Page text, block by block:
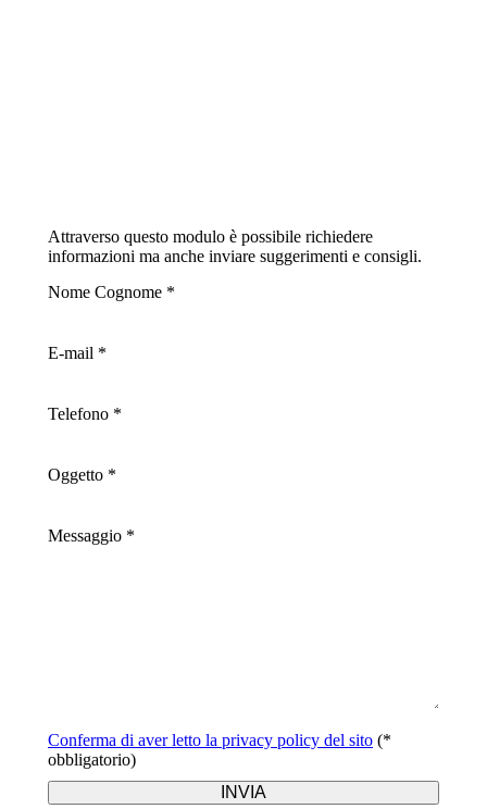
Attraverso questo modulo è possibile richiedere
informazioni ma anche inviare suggerimenti e consigli.
Nome Cognome *
E-mail *
Telefono *
Oggetto *
Messaggio *
Conferma di aver letto la privacy policy del sito (*
obbligatorio)